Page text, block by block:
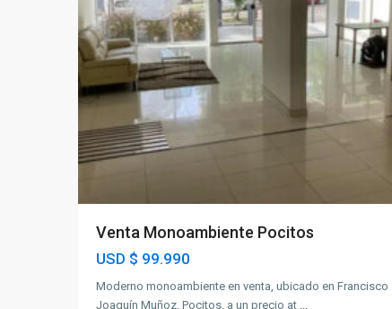
Venta Monoambiente Pocitos
USD $ 99.990
Moderno monoambiente en venta, ubicado en Francisco
Joaquín Muñoz, Pocitos, a un precio at ...